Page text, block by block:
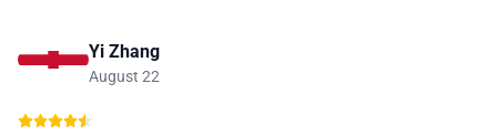
Yi Zhang
August 22